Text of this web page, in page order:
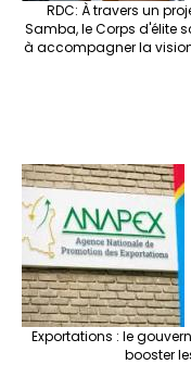
RDC: À travers un
Samba, le Corps d'élite
à accompagner la
Exportations : le
booster